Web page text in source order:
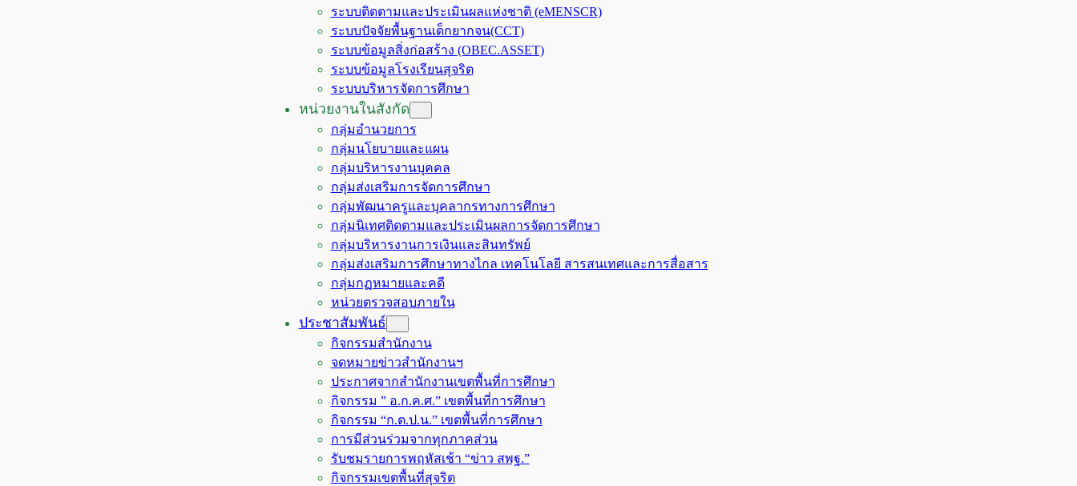
ระบบติดตามและประเมินผลแห่งชาติ (eMENSCR)
ระบบปัจจัยพื้นฐานเด็กยากจน(CCT)
ระบบข้อมูลสิ่งก่อสร้าง (OBEC.ASSET)
ระบบข้อมูลโรงเรียนสุจริต
ระบบบริหารจัดการศึกษา
หน่วยงานในสังกัด
กลุ่มอำนวยการ
กลุ่มนโยบายและแผน
กลุ่มบริหารงานบุคคล
กลุ่มส่งเสริมการจัดการศึกษา
กลุ่มพัฒนาครูและบุคลากรทางการศึกษา
กลุ่มนิเทศติดตามและประเมินผลการจัดการศึกษา
กลุ่มบริหารงานการเงินและสินทรัพย์
กลุ่มส่งเสริมการศึกษาทางไกล เทคโนโลยี สารสนเทศและการสื่อสาร
กลุ่มกฏหมายและคดี
หน่วยตรวจสอบภายใน
ประชาสัมพันธ์
กิจกรรมสำนักงาน
จดหมายข่าวสำนักงานฯ
ประกาศจากสำนักงานเขตพื้นที่การศึกษา
กิจกรรม ” อ.ก.ค.ศ.” เขตพื้นที่การศึกษา
กิจกรรม “ก.ต.ป.น.” เขตพื้นที่การศึกษา
การมีส่วนร่วมจากทุกภาคส่วน
รับชมรายการพฤหัสเช้า “ข่าว สพฐ.”
กิจกรรมเขตพื้นที่สุจริต